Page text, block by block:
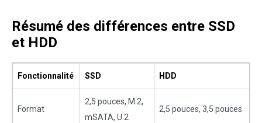
Résumé des différences entre SSD
et HDD
Fonctionnalité SSD HDD
Format
2,5 pouces, M.2,
mSATA, U.2
2,5 pouces, 3,5 pouces